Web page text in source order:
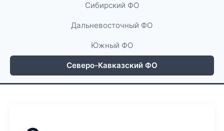
Сибирский ФО
Дальневосточный ФО
Южный ФО
Северо-Кавказский ФО